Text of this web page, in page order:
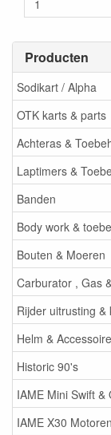
Producten
Sodikart / Alpha
OTK karts & parts
Achteras &
Laptimers &
Banden
Body work &
Bouten & Moeren
Carburator , Gas
Rijder uitrusting &
Helm &
Historic 90's
IAME Mini Swift &
IAME X30